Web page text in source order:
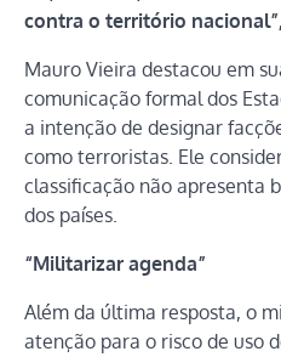
contra o território
Mauro Vieira destacou em
comunicação formal dos
a intenção de designar
como terroristas. Ele
classificação não apresenta
dos países.
“Militarizar agenda”
Além da última resposta, o
atenção para o risco de uso